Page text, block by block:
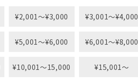
¥2,001〜¥3,000 ¥3,001〜¥4,000
¥5,001〜¥6,000 ¥6,001〜¥8,000
¥10,001〜15,000 ¥15,001〜